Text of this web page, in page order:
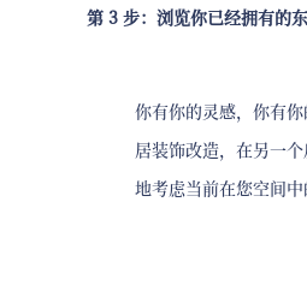
第 3 步：浏览你已经拥有的东
你有你的灵感，你有
居装饰改造，在另一
地考虑当前在您空间中